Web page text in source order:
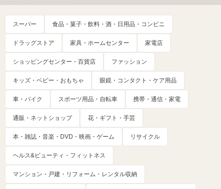
スーパー 食品・菓子・飲料・酒・日用品・コンビニ
ドラッグストア 家具・ホームセンター 家電店
ショッピングセンター・百貨店 ファッション
キッズ・ベビー・おもちゃ 眼鏡・コンタクト・ケア用品
車・バイク スポーツ用品・自転車 携帯・通信・家電
通販・ネットショップ 花・ギフト・手芸
本・雑誌・音楽・DVD・映画・ゲーム リサイクル
ヘルス&ビューティ・フィットネス
マンション・戸建・リフォーム・レンタル収納